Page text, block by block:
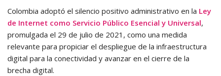
Colombia adoptó el silencio positivo administrativo en la Ley
de Internet como Servicio Público Esencial y Universal,
promulgada el 29 de julio de 2021, como una medida
relevante para propiciar el despliegue de la infraestructura
digital para la conectividad y avanzar en el cierre de la
brecha digital.